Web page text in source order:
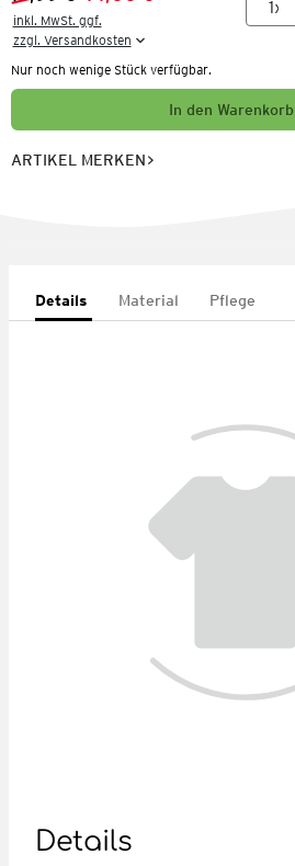
inkl. MwSt. ggf.
zzgl. Versandkosten
Nur noch wenige Stück verfügbar.
In den Warenkorb
ARTIKEL MERKEN
Details Material Pflege
Details